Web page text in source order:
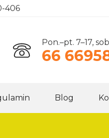
406
Pon.–pt. 7–17,
66
Blog